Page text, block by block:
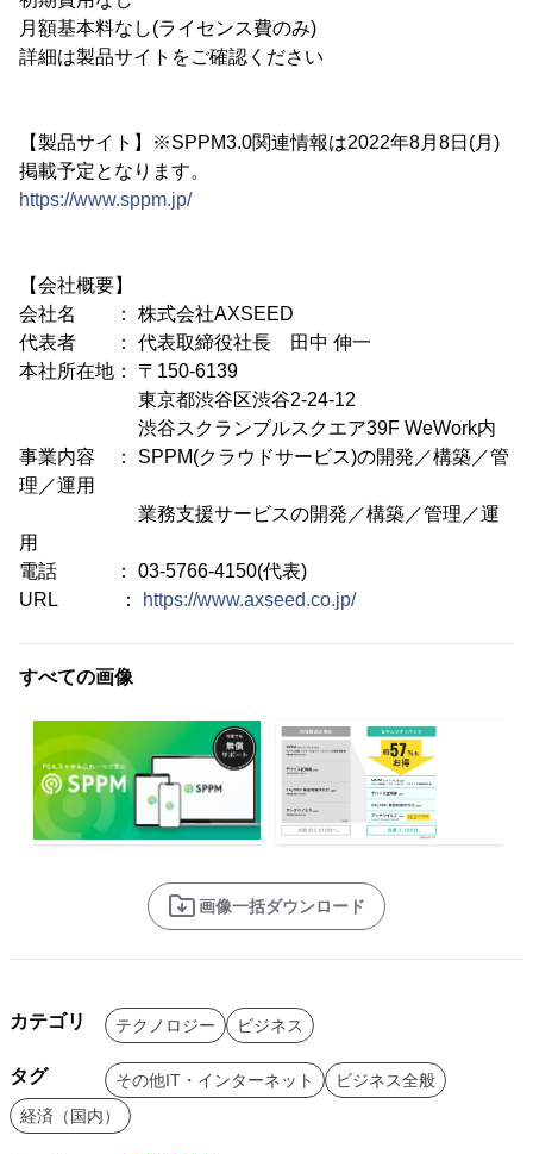
月額基本料なし(ライセンス費のみ)
詳細は製品サイトをご確認ください
【製品サイト】※SPPM3.0関連情報は2022年8月8日(月)
掲載予定となります。
https://www.sppm.jp/
【会社概要】
会社名 ： 株式会社AXSEED
代表者 ： 代表取締役社長 田中 伸一
本社所在地： 〒150-6139
東京都渋谷区渋谷2-24-12
渋谷スクランブルスクエア39F WeWork内
事業内容 ： SPPM(クラウドサービス)の開発／構築／管
理／運用
業務支援サービスの開発／構築／管理／運
用
電話 ： 03-5766-4150(代表)
URL ：
https://www.axseed.co.jp/
すべての画像
画像一括ダウンロード
カテゴリ テクノロジー ビジネス
タグ その他IT・インターネット
ビジネス全般
経済（国内）